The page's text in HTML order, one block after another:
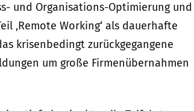
und Organisations-Optimierung und
‚Remote Working‘ als dauerhafte
krisenbedingt zurückgegangene
um große Firmenübernahmen